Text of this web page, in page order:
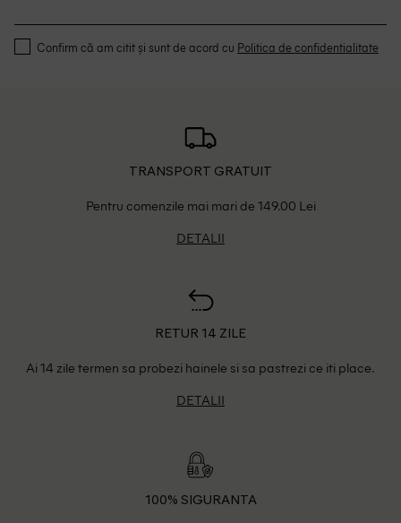
Confirm că am citit și sunt de acord cu Politica de confidentialitate
TRANSPORT GRATUIT
Pentru comenzile mai mari de 149.00 Lei
DETALII
RETUR 14 ZILE
Ai 14 zile termen sa probezi hainele si sa pastrezi ce iti place.
DETALII
100% SIGURANTA